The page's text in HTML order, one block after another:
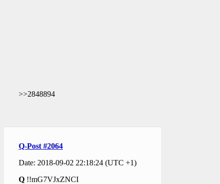
>>2848894
Q-Post #2064
Date: 2018-09-02 22:18:24 (UTC +1)
Q !!mG7VJxZNCI